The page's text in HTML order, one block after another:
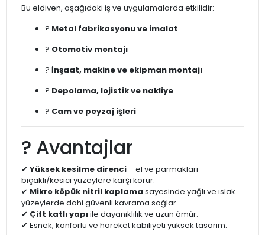
Bu eldiven, aşağıdaki iş ve uygulamalarda etkilidir:
? Metal fabrikasyonu ve imalat
? Otomotiv montajı
? İnşaat, makine ve ekipman montajı
? Depolama, lojistik ve nakliye
? Cam ve peyzaj işleri
?️ Avantajlar
✔ Yüksek kesilme direnci – el ve parmakları
bıçaklı/kesici yüzeylere karşı korur.
✔ Mikro köpük nitril kaplama sayesinde yağlı ve ıslak
yüzeylerde dahi güvenli kavrama sağlar.
✔ Çift katlı yapıile dayanıklılık ve uzun ömür.
✔ Esnek, konforlu ve hareket kabiliyeti yüksek tasarım.